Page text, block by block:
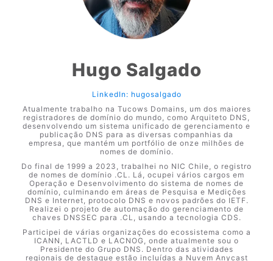
Hugo Salgado
LinkedIn: hugosalgado
Atualmente trabalho na Tucows Domains, um dos maiores
registradores de domínio do mundo, como Arquiteto DNS,
desenvolvendo um sistema unificado de gerenciamento e
publicação DNS para as diversas companhias da
empresa, que mantém um portfólio de onze milhões de
nomes de domínio.
Do final de 1999 a 2023, trabalhei no NIC Chile, o registro
de nomes de domínio .CL. Lá, ocupei vários cargos em
Operação e Desenvolvimento do sistema de nomes de
domínio, culminando em áreas de Pesquisa e Medições
DNS e Internet, protocolo DNS e novos padrões do IETF.
Realizei o projeto de automação do gerenciamento de
chaves DNSSEC para .CL, usando a tecnologia CDS.
Participei de várias organizações do ecossistema como a
ICANN, LACTLD e LACNOG, onde atualmente sou o
Presidente do Grupo DNS. Dentro das atividades
regionais de destaque estão incluídas a Nuvem Anycast